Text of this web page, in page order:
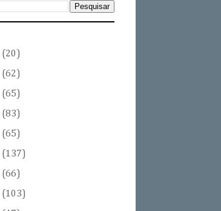
(20)
(62)
(65)
(83)
(65)
(137)
(66)
(103)